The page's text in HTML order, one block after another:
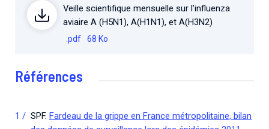
Veille scientifique mensuelle sur l’influenza
aviaire A (H5N1), A(H1N1), et A(H3N2)
.pdf 68 Ko
Références
SPF.Fardeau de la grippe en France métropolitaine, bilan